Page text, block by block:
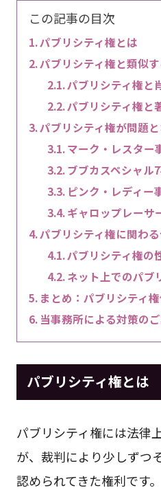
この記事の目次
パブリシティ権とは
パブリシティ権と類似
パブリシティ権と
パブリシティ権と
パブリシティ権が問題
マーク・レスター
ブブカスペシャル
ピンク・レディー
ギャロップレーサ
パブリシティ権に関わ
パブリシティ権の
ネット上でのパブ
まとめ：パブリシティ
当事務所による対策の
パブリシティ権とは
パブリシティ権には法律
が、裁判により少しずつ
認められてきた権利です。